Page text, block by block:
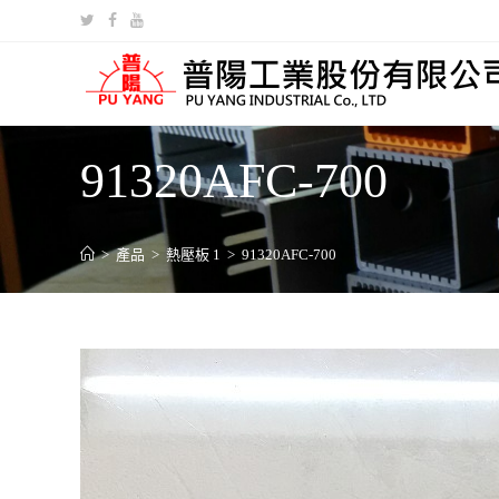
91320AFC-700
> 產品 > 熱壓板 1 > 91320AFC-700